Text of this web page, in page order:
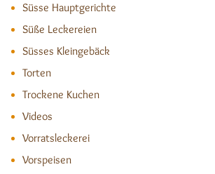
Süsse Hauptgerichte
Süße Leckereien
Süsses Kleingebäck
Torten
Trockene Kuchen
Videos
Vorratsleckerei
Vorspeisen